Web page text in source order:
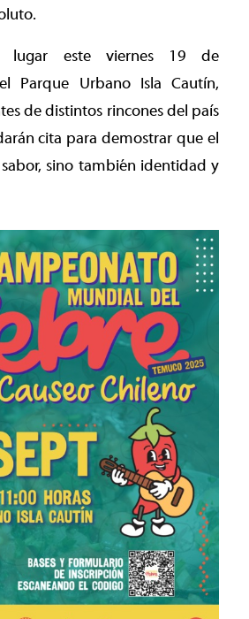
lugar este viernes 19 de
Parque Urbano Isla Cautín,
de distintos rincones del país
cita para demostrar que el
sino también identidad y